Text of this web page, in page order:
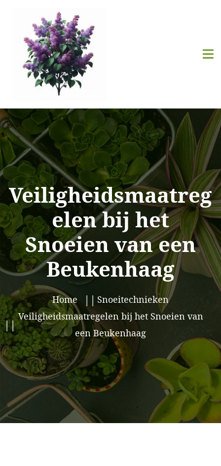
Veiligheidsmaatreg
elen bij het
Snoeien van een
Beukenhaag
Home
Snoeitechnieken
Veiligheidsmaatregelen bij het Snoeien van
een Beukenhaag